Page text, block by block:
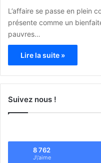
L’affaire se passe en plein
présente comme un
pauvres…
Lire la suite »
Suivez nous !
8 762
J\'aime